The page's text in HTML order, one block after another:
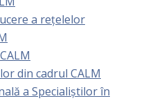
a rețelelor
din cadrul CALM
a Specialiștilor în